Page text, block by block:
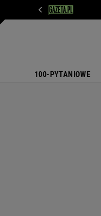
100-PYTANIOWE